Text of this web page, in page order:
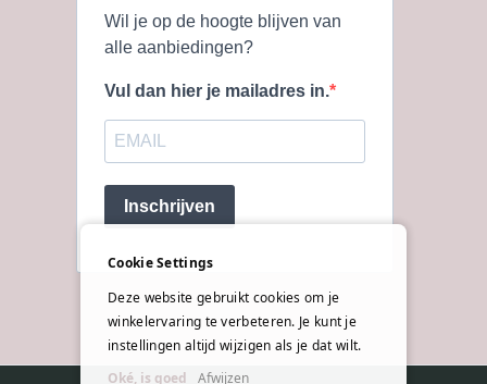
Wil je op de hoogte blijven van
alle aanbiedingen?
Vul dan hier je mailadres in.
Inschrijven
Cookie Settings
Deze website gebruikt cookies om je
winkelervaring te verbeteren. Je kunt je
instellingen altijd wijzigen als je dat wilt.
Oké, is goed
Afwijzen